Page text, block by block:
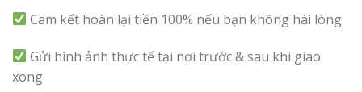
Cam kết hoàn lại tiền 100% nếu bạn không hài lòng
Gửi hình ảnh thực tế tại nơi trước & sau khi giao
xong